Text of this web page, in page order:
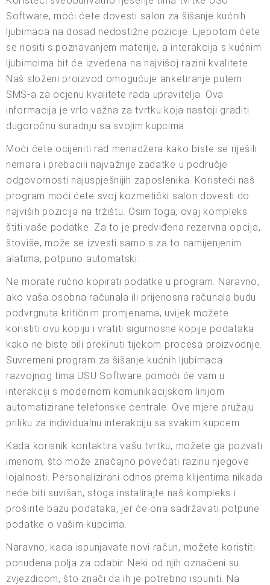
Software, moći ćete dovesti salon za šišanje kućnih
ljubimaca na dosad nedostižne pozicije. Ljepotom ćete
se nositi s poznavanjem materije, a interakcija s kućnim
ljubimcima bit će izvedena na najvišoj razini kvalitete.
Naš složeni proizvod omogućuje anketiranje putem
SMS-a za ocjenu kvalitete rada upravitelja. Ova
informacija je vrlo važna za tvrtku koja nastoji graditi
dugoročnu suradnju sa svojim kupcima.
Moći ćete ocijeniti rad menadžera kako biste se riješili
nemara i prebacili najvažnije zadatke u područje
odgovornosti najuspješnijih zaposlenika. Koristeći naš
program moći ćete svoj kozmetički salon dovesti do
najviših pozicija na tržištu. Osim toga, ovaj kompleks
štiti vaše podatke. Za to je predviđena rezervna opcija,
štoviše, može se izvesti samo s za to namijenjenim
alatima, potpuno automatski.
Ne morate ručno kopirati podatke u program. Naravno,
ako vaša osobna računala ili prijenosna računala budu
podvrgnuta kritičnim promjenama, uvijek možete
koristiti ovu kopiju i vratiti sigurnosne kopije podataka
kako ne biste bili prekinuti tijekom procesa proizvodnje.
Suvremeni program za šišanje kućnih ljubimaca
razvojnog tima USU Software pomoći će vam u
interakciji s modernom komunikacijskom linijom
automatizirane telefonske centrale. Ove mjere pružaju
priliku za individualnu interakciju sa svakim kupcem.
Kada korisnik kontaktira vašu tvrtku, možete ga pozvati
imenom, što može značajno povećati razinu njegove
lojalnosti. Personalizirani odnos prema klijentima nikada
neće biti suvišan, stoga instalirajte naš kompleks i
proširite bazu podataka, jer će ona sadržavati potpune
podatke o vašim kupcima.
Naravno, kada ispunjavate novi račun, možete koristiti
ponuđena polja za odabir. Neki od njih označeni su
zvjezdicom, što znači da ih je potrebno ispuniti. Na